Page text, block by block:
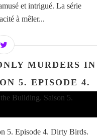
et intrigué. La série
à mêler...
MURDERS IN
5. EPISODE 4.
5. Episode 4. Dirty Birds.